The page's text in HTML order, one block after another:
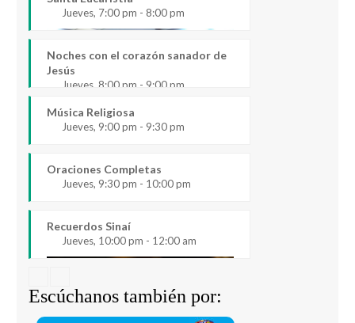
Jueves, 7:00 pm - 8:00 pm
Noches con el corazón sanador de
Jesús
Jueves, 8:00 pm - 9:00 pm
Música Religiosa
Jueves, 9:00 pm - 9:30 pm
Oraciones Completas
Jueves, 9:30 pm - 10:00 pm
Recuerdos Sinaí
Jueves, 10:00 pm - 12:00 am
Escúchanos también por: